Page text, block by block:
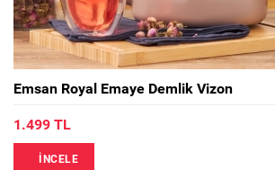
Emsan Royal Emaye Demlik Vizon
1.499 TL
İNCELE